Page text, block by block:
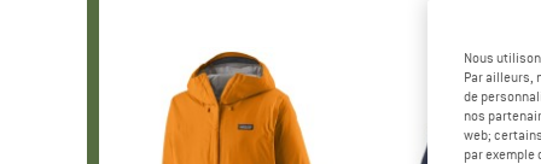
Nous
Par ailleurs,
de
nos
web;
par